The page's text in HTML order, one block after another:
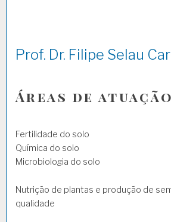
Prof. Dr. Filipe Selau
Áreas de
Fertilidade do solo
Química do solo
Microbiologia do solo
Nutrição de plantas e produção de
qualidade